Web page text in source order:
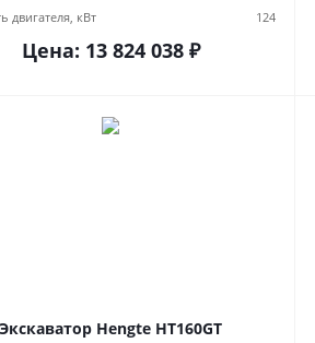
двигателя, кВт
124
Цена: 13 824 038₽
Экскаватор Hengte HT160GT